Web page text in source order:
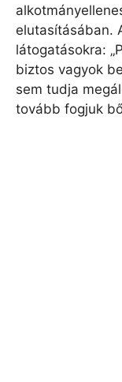
elutasításában.
látogatásokra:
biztos vagyok
sem tudja
tovább fogjuk